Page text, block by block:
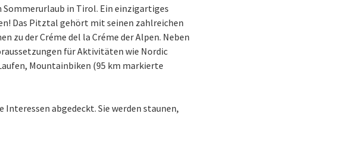
in Tirol. Ein einzigartiges
Das Pitztal gehört mit seinen zahlreichen
zu der Créme del la Créme der Alpen. Neben
für Aktivitäten wie Nordic
Mountainbiken (95 km markierte
Interessen abgedeckt. Sie werden staunen,